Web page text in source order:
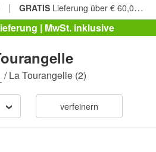
| GRATIS Lieferung über € 60,00 »
| MwSt. inklusive
/La Tourangelle(2)
verfeinern